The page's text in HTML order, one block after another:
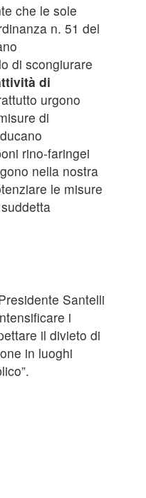
che le sole
n. 51 del
di scongiurare
di
urgono
di
rino-faringei
nella nostra
le misure
Santelli
i
il divieto di
in luoghi